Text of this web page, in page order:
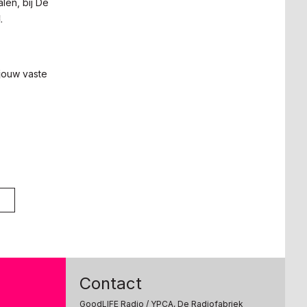
jouw vaste
Contact
GoodLIFE Radio / YPCA, De Radiofabriek